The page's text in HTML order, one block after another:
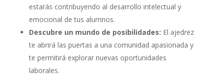
estarás contribuyendo al desarrollo intelectual y
emocional de tus alumnos.
Descubre un mundo de posibilidades: El ajedrez
te abrirá las puertas a una comunidad apasionada y
te permitirá explorar nuevas oportunidades
laborales.